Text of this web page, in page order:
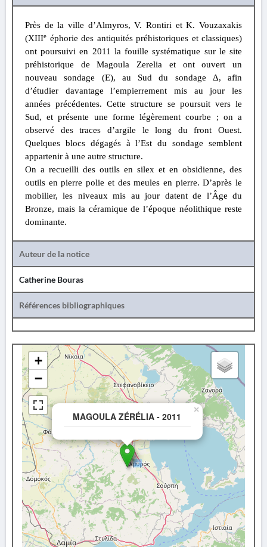
Près de la ville d’Almyros, V. Rontiri et K. Vouzaxakis
(XIIIe éphorie des antiquités préhistoriques et classiques)
ont poursuivi en 2011 la fouille systématique sur le site
préhistorique de Magoula Zerelia et ont ouvert un
nouveau sondage (E), au Sud du sondage Δ, afin
d’étudier davantage l’empierrement mis au jour les
années précédentes. Cette structure se poursuit vers le
Sud, et présente une forme légèrement courbe ; on a
observé des traces d’argile le long du front Ouest.
Quelques blocs dégagés à l’Est du sondage semblent
appartenir à une autre structure.
On a recueilli des outils en silex et en obsidienne, des
outils en pierre polie et des meules en pierre. D’après le
mobilier, les niveaux mis au jour datent de l’Âge du
Bronze, mais la céramique de l’époque néolithique reste
dominante.
Auteur de la notice
Catherine Bouras
Références bibliographiques
MAGOULA ZÉRÉLIA - 2011
×
+
−